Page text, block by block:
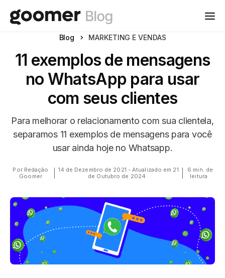
Blog MARKETING E VENDAS
11 exemplos de mensagens
no WhatsApp para usar
com seus clientes
Para melhorar o relacionamento com sua clientela,
separamos 11 exemplos de mensagens para você
usar ainda hoje no Whatsapp.
Por Redação
Goomer
14 de Dezembro de 2021 - Atualizado em 21
de Outubro de 2024
6 min. de
leitura